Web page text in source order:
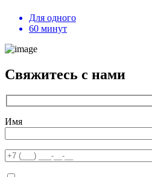
Для одного
60 минут
Свяжитесь с нами
Имя